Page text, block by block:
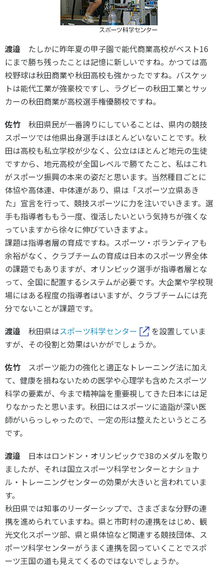
渡邉 たしかに昨年夏の甲子園で能代商業高校がベスト16
にまで勝ち残ったことは記憶に新しいですね。かつては高
校野球は秋田商業や秋田高校も強かったですね。バスケッ
トは能代工業が強豪校ですし、ラグビーの秋田工業とサッ
カーの秋田商業が高校選手権優勝校ですね。
佐竹 秋田県民が一番誇りにしていることは、県内の競技
スポーツでは他県出身選手はほとんどいないことです。秋
田は高校も私立学校が少なく、公立はほとんど地元の生徒
ですから、地元高校が全国レベルで勝てたこと、私はこれ
がスポーツ振興の本来の姿だと思います。当然種目ごとに
体協や高体連、中体連があり、県は「スポーツ立県あき
た」宣言を行って、競技スポーツに力を注いでいきます。選
手も指導者ももう一度、復活したいという気持ちが強くな
っていますから徐々に伸びていきますよ。
課題は指導者層の育成ですね。スポーツ・ボランティアも
余裕がなく、クラブチームの育成は日本のスポーツ界全体
の課題でもありますが、オリンピック選手が指導者層とな
って、全国に配置するシステムが必要です。大企業や学校現
場にはある程度の指導者はいますが、クラブチームには充
分でないことが課題です。
渡邉 秋田県はスポーツ科学センター
を設置していま
すが、その役割と効果はいかがでしょうか。
佐竹 スポーツ能力の強化と適正なトレーニング法に加え
て、健康を損ねないための医学や心理学も含めたスポーツ
科学の要素が、今まで精神論を重要視してきた日本には足
りなかったと思います。秋田にはスポーツに造詣が深い医
師がいらっしゃったので、一定の形は整えたというところ
です。
渡邉 日本はロンドン・オリンピックで38のメダルを取り
ましたが、それは国立スポーツ科学センターとナショナ
ル・トレーニングセンターの効果が大きいと言われていま
す。
秋田県では知事のリーダーシップで、さまざまな分野の連
携を進められていますね。県と市町村の連携をはじめ、観
光文化スポーツ部、県と県体協など関連する競技団体、ス
ポーツ科学センターがうまく連携を図っていくことでスポ
ーツ王国の道も見えてくるのではないでしょうか。